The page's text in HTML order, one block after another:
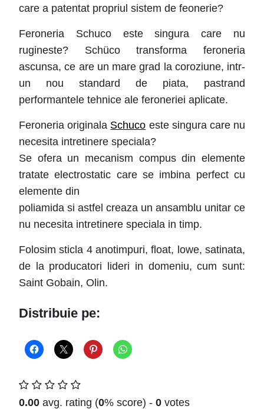
care a patentat propriul sistem de feonerie?
Feroneria Schuco este singura care nu
rugineste? Schüco transforma feroneria
ascunsa, ce are un mare grad la coroziune, intr-
un nou standard de piata, pastrand
performantele tehnice ale feroneriei aplicate.
Feroneria originala Schuco este singura care nu
necesita intretinere speciala?
Se ofera un mecanism compus din elemente
tratate electrostatic care se imbina perfect cu
elemente din
poliamida si astfel creaza un ansamblu unitar ce
nu necesita intretinere speciala in timp.
Folosim sticla 4 anotimpuri, float, lowe, satinata,
de la producatori lideri in domeniu, cum sunt:
Saint Gobain, Olin.
Distribuie pe:
0.00 avg. rating (0% score) - 0 votes